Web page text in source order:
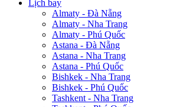
Lịch bay
Almaty - Đà Nẵng
Almaty - Nha Trang
Almaty - Phú Quốc
Astana - Đà Nẵng
Astana - Nha Trang
Astana - Phú Quốc
Bishkek - Nha Trang
Bishkek - Phú Quốc
Tashkent - Nha Trang